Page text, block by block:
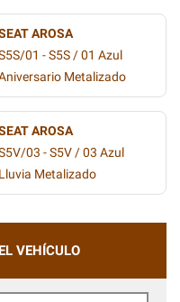
AROSA
01 - S5S / 01 Azul
Metalizado
AROSA
03 - S5V / 03 Azul
Lluvia Metalizado
VEHÍCULO